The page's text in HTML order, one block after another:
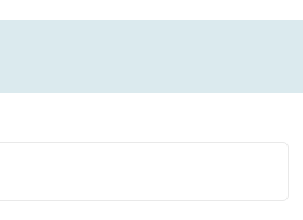
13:00～22:00／6:00～9:00）
したあとは広々とした大浴場で
リフレッシュ。